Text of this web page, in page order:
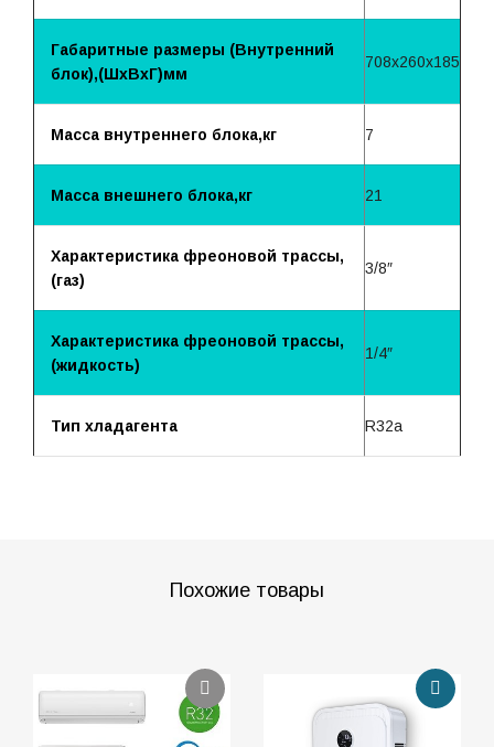
Габаритные размеры (Внутренний
блок),(ШхВхГ)мм
708x260x185
Масса внутреннего блока,кг 7
Масса внешнего блока,кг 21
Характеристика фреоновой трассы,
(газ)
3/8″
Характеристика фреоновой трассы,
(жидкость)
1/4″
Тип хладагента R32a
Похожие товары